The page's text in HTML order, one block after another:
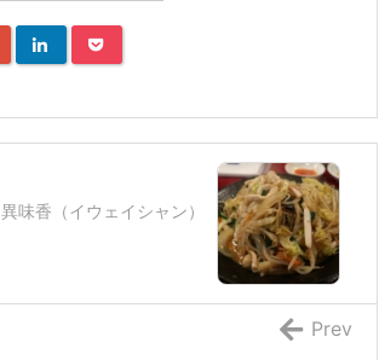
異味香（イウェイシャン）
Prev